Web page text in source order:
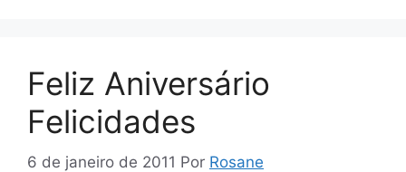
Feliz Aniversário
Felicidades
6 de janeiro de 2011 Por Rosane